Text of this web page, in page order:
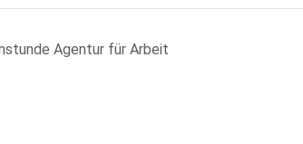
Agentur für Arbeit